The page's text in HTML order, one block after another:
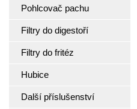
Pohlcovač pachu
Filtry do digestoří
Filtry do fritéz
Hubice
Další příslušenství